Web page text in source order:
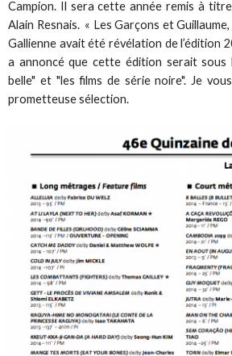
Campion. Il sera cette année remis à
Alain Resnais. « Les Garçons et
Gallienne avait été révélation de l’édition
a annoncé que cette édition serait sous
belle" et "les films de série noire". Je
prometteuse sélection.